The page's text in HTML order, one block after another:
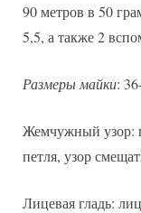
90 метров в 50
5,5, а также 2
Размеры майки:
Жемчужный узор:
петля, узор
Лицевая гладь: